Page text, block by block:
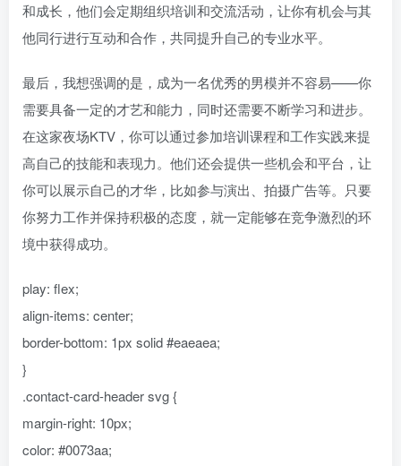
和成长，他们会定期组织培训和交流活动，让你有机会与其
他同行进行互动和合作，共同提升自己的专业水平。
最后，我想强调的是，成为一名优秀的男模并不容易——你
需要具备一定的才艺和能力，同时还需要不断学习和进步。
在这家夜场KTV，你可以通过参加培训课程和工作实践来提
高自己的技能和表现力。他们还会提供一些机会和平台，让
你可以展示自己的才华，比如参与演出、拍摄广告等。只要
你努力工作并保持积极的态度，就一定能够在竞争激烈的环
境中获得成功。
play: flex;
align-items: center;
border-bottom: 1px solid #eaeaea;
}
.contact-card-header svg {
margin-right: 10px;
color: #0073aa;